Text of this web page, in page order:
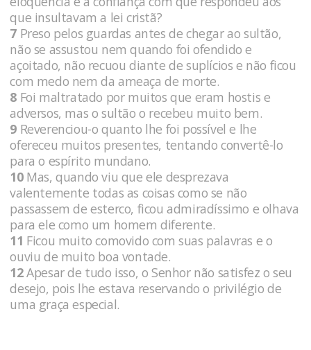
que insultavam a lei cristã?
7 Preso pelos guardas antes de chegar ao sultão,
não se assustou nem quando foi ofendido e
açoitado, não recuou diante de suplícios e não ficou
com medo nem da ameaça de morte.
8 Foi maltratado por muitos que eram hostis e
adversos, mas o sultão o recebeu muito bem.
9 Reverenciou-o quanto lhe foi possível e lhe
ofereceu muitos presentes, tentando convertê-lo
para o espírito mundano.
10Mas, quando viu que ele desprezava
valentemente todas as coisas como se não
passassem de esterco, ficou admiradíssimo e olhava
para ele como um homem diferente.
11 Ficou muito comovido com suas palavras e o
ouviu de muito boa vontade.
12Apesar de tudo isso, o Senhor não satisfez o seu
desejo, pois lhe estava reservando o privilégio de
uma graça especial.